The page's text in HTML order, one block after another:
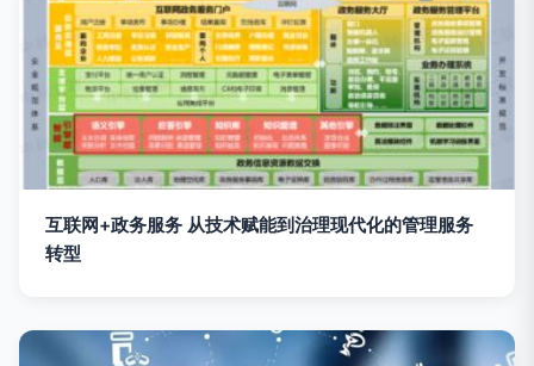
互联网+政务服务 从技术赋能到治理现代化的管理服务
转型